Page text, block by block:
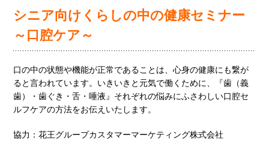
シニア向けくらしの中の健康セミナー
～口腔ケア～
口の中の状態や機能が正常であることは、心身の健康にも繋が
ると言われています。いきいきと元気で働くために、『歯（義
歯）・歯ぐき・舌・唾液』それぞれの悩みにふさわしい口腔セ
ルフケアの方法をお伝えいたします。
協力：花王グループカスタマーマーケティング株式会社